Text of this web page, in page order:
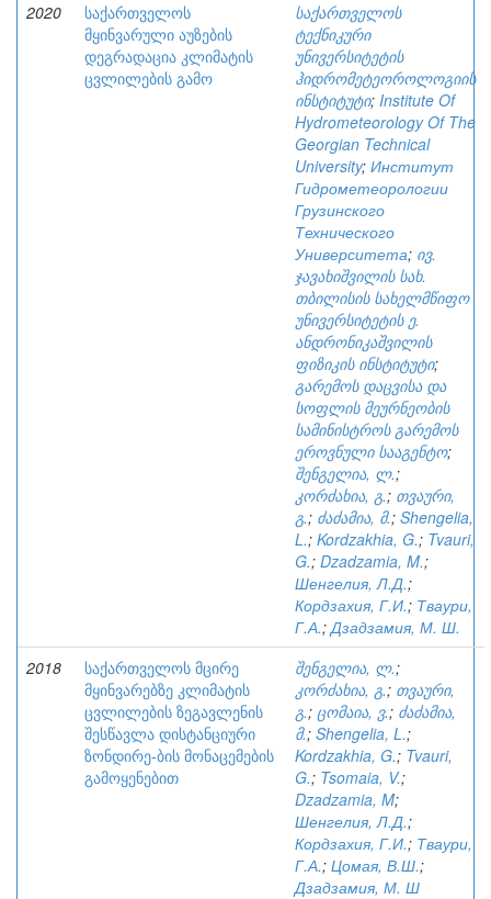
2020
საქართველოს
მყინვარული აუზების
დეგრადაცია კლიმატის
ცვლილების გამო
საქართველოს
ტექნიკური
უნივერსიტეტის
ჰიდრომეტეოროლოგიის
ინსტიტუტი; Institute Of
Hydrometeorology Of The
Georgian Technical
University; Институт
Гидрометеорологии
Грузинского
Технического
Университета; ივ.
ჯავახიშვილის სახ.
თბილისის სახელმწიფო
უნივერსიტეტის ე.
ანდრონიკაშვილის
ფიზიკის ინსტიტუტი;
გარემოს დაცვისა და
სოფლის მეურნეობის
სამინისტროს გარემოს
ეროვნული სააგენტო;
შენგელია, ლ.;
კორძახია, გ.; თვაური,
გ.; ძაძამია, მ.; Shengelia,
L.; Kordzakhia, G.; Tvauri,
G.; Dzadzamia, M.;
Шенгелия, Л.Д.;
Кордзахия, Г.И.; Тваури,
Г.А.;Дзадзамия, М. Ш.
2018
საქართველოს მცირე
მყინვარებზე კლიმატის
ცვლილების ზეგავლენის
შესწავლა დისტანციური
ზონდირე-ბის მონაცემების
გამოყენებით
შენგელია, ლ.;
კორძახია, გ.; თვაური,
გ.; ცომაია, ვ.; ძაძამია,
მ.; Shengelia, L.;
Kordzakhia, G.; Tvauri,
G.; Tsomaia, V.;
Dzadzamia, M;
Шенгелия, Л.Д.;
Кордзахия, Г.И.; Тваури,
Г.А.; Цомая, В.Ш.;
Дзадзамия, М. Ш